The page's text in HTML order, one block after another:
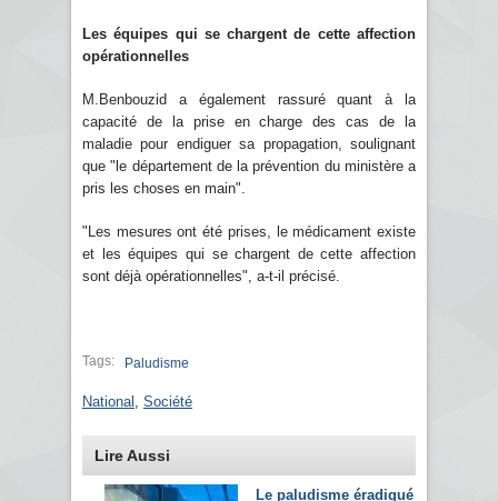
Les équipes qui se chargent de cette affection
opérationnelles
M.Benbouzid a également rassuré quant à la
capacité de la prise en charge des cas de la
maladie pour endiguer sa propagation, soulignant
que "le département de la prévention du ministère a
pris les choses en main".
"Les mesures ont été prises, le médicament existe
et les équipes qui se chargent de cette affection
sont déjà opérationnelles", a-t-il précisé.
Tags: Paludisme
National Société
Lire Aussi
Le paludisme éradiqué